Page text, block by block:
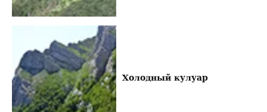
Холодный кулуар